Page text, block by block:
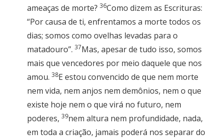
ameaças de morte? 36Como dizem as Escrituras:
“Por causa de ti, enfrentamos a morte todos os
dias; somos como ovelhas levadas para o
matadouro”. 37Mas, apesar de tudo isso, somos
mais que vencedores por meio daquele que nos
amou. 38E estou convencido de que nem morte
nem vida, nem anjos nem demônios, nem o que
existe hoje nem o que virá no futuro, nem
poderes, 39nem altura nem profundidade, nada,
em toda a criação, jamais poderá nos separar do